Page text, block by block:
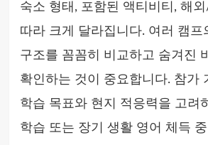
숙소 형태, 포함된 액티비티, 해외
따라 크게 달라집니다. 여러 캠프
구조를 꼼꼼히 비교하고 숨겨진
확인하는 것이 중요합니다. 참가
학습 목표와 현지 적응력을 고려
학습 또는 장기 생활 영어 체득